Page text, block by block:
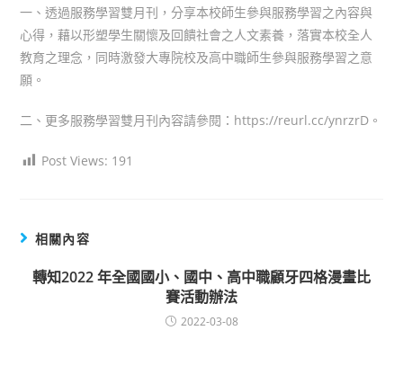
一、透過服務學習雙月刊，分享本校師生參與服務學習之內容與
心得，藉以形塑學生關懷及回饋社會之人文素養，落實本校全人
教育之理念，同時激發大專院校及高中職師生參與服務學習之意
願。
二、更多服務學習雙月刊內容請參閱：https://reurl.cc/ynrzrD。
Post Views: 191
相關內容
轉知2022 年全國國小、國中、高中職顧牙四格漫畫比
賽活動辦法
2022-03-08